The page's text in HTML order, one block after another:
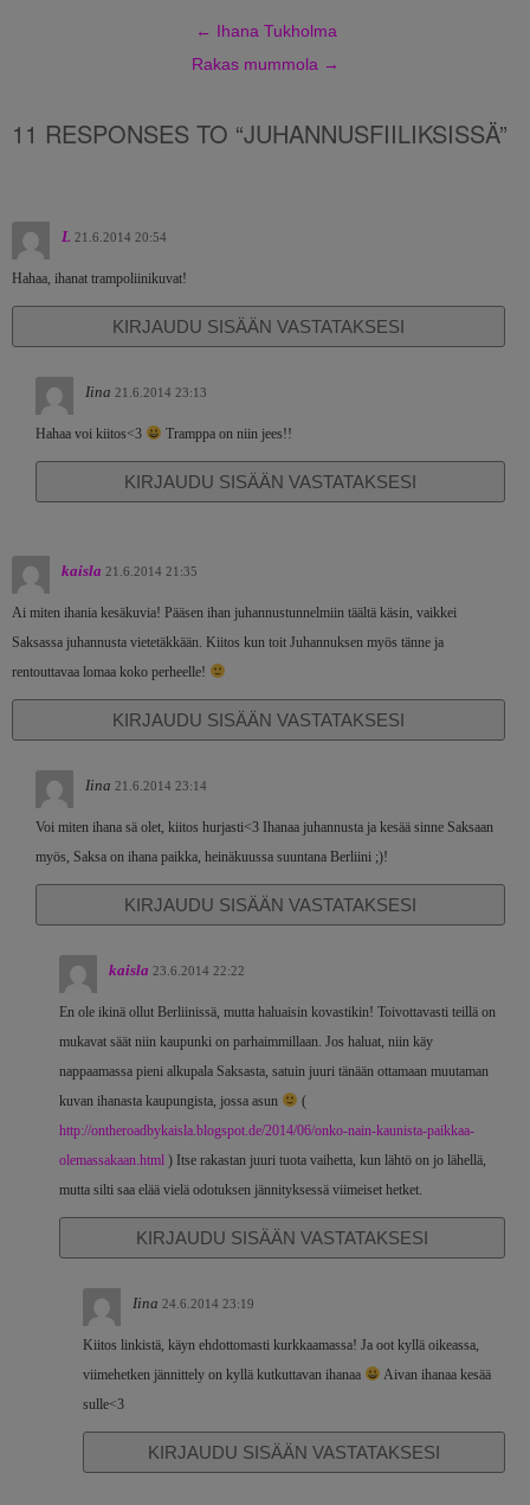
← Ihana Tukholma
Rakas mummola →
11 RESPONSES TO “JUHANNUSFIILIKSISSÄ”
L 21.6.2014 20:54
Hahaa, ihanat trampoliinikuvat!
KIRJAUDU SISÄÄN VASTATAKSESI
Iina 21.6.2014 23:13
Hahaa voi kiitos<3 Tramppa on niin jees!!
KIRJAUDU SISÄÄN VASTATAKSESI
kaisla 21.6.2014 21:35
Ai miten ihania kesäkuvia! Pääsen ihan juhannustunnelmiin täältä käsin, vaikkei
Saksassa juhannusta vietetäkkään. Kiitos kun toit Juhannuksen myös tänne ja
rentouttavaa lomaa koko perheelle!
KIRJAUDU SISÄÄN VASTATAKSESI
Iina 21.6.2014 23:14
Voi miten ihana sä olet, kiitos hurjasti<3 Ihanaa juhannusta ja kesää sinne Saksaan
myös, Saksa on ihana paikka, heinäkuussa suuntana Berliini ;)!
KIRJAUDU SISÄÄN VASTATAKSESI
kaisla 23.6.2014 22:22
En ole ikinä ollut Berliinissä, mutta haluaisin kovastikin! Toivottavasti teillä on
mukavat säät niin kaupunki on parhaimmillaan. Jos haluat, niin käy
nappaamassa pieni alkupala Saksasta, satuin juuri tänään ottamaan muutaman
kuvan ihanasta kaupungista, jossa asun
(
http://ontheroadbykaisla.blogspot.de/2014/06/onko-nain-kaunista-paikkaa-
olemassakaan.html ) Itse rakastan juuri tuota vaihetta, kun lähtö on jo lähellä,
mutta silti saa elää vielä odotuksen jännityksessä viimeiset hetket.
KIRJAUDU SISÄÄN VASTATAKSESI
Iina 24.6.2014 23:19
Kiitos linkistä, käyn ehdottomasti kurkkaamassa! Ja oot kyllä oikeassa,
viimehetken jännittely on kyllä kutkuttavan ihanaa
Aivan ihanaa kesää
sulle<3
KIRJAUDU SISÄÄN VASTATAKSESI